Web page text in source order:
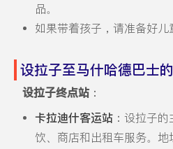
品。
如果带着孩子，请准备好儿
设拉子至马什哈德巴士
设拉子终点站：
卡拉迪什客运站：设拉子的
饮、商店和出租车服务。地